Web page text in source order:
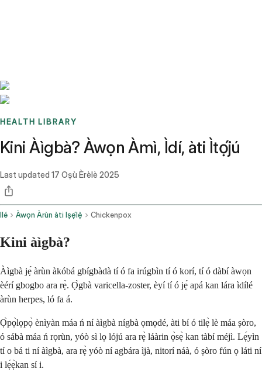
HEALTH LIBRARY
Kini Àìgbà? Àwọn Àmì, Ìdí, àti Ìtọ́jú
Last updated 17 Oṣù Èrèlè 2025
Ilé Àwọn Àrùn àti Iṣẹ́lẹ̀ Chickenpox
Kini àìgbà?
Àìgbà jẹ́ àrùn àkóbá gbígbàdà tí ó fa irúgbìn tí ó korí, tí ó dàbí àwọn
èérí gbogbo ara rẹ̀. Ọ̀gbà varicella-zoster, èyí tí ó jẹ́ apá kan lára ìdílé
àrùn herpes, ló fa á.
Ọ̀pọ̀lọpọ̀ ènìyàn máa ń ní àìgbà nígbà ọmọdé, àti bí ó tilẹ̀ lè máa ṣòro,
ó sábà máa ń rọrùn, yóò sì lọ lójú ara rẹ̀ láàrin ọ̀sẹ̀ kan tàbí méjì. Lẹ́yìn
tí o bá ti ní àìgbà, ara rẹ̀ yóò ní agbára ìjà, nitorí náà, ó ṣòro fún ọ láti ní
i lẹ́ẹ̀kan sí i.